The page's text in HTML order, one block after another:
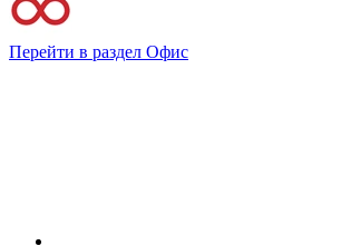
Перейти в раздел Офис